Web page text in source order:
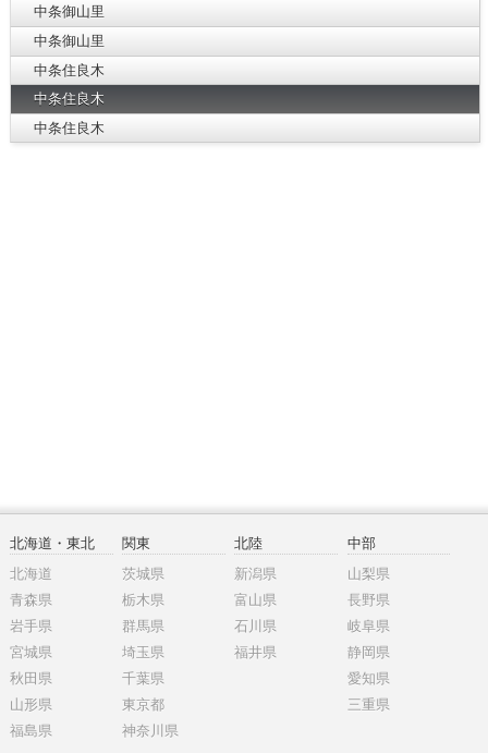
中条御山里
中条御山里
中条住良木
中条住良木
中条住良木
北海道・東北
北海道
青森県
岩手県
宮城県
秋田県
山形県
福島県
関東
茨城県
栃木県
群馬県
埼玉県
千葉県
東京都
神奈川県
北陸
新潟県
富山県
石川県
福井県
中部
山梨県
長野県
岐阜県
静岡県
愛知県
三重県